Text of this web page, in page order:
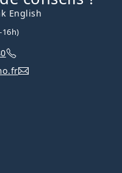
English